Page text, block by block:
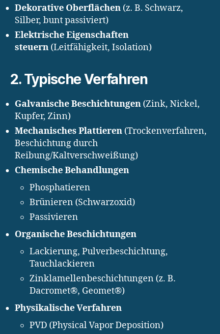
Dekorative Oberflächen (z. B. Schwarz,
Silber, bunt passiviert)
Elektrische Eigenschaften
steuern (Leitfähigkeit, Isolation)
2. Typische Verfahren
Galvanische Beschichtungen (Zink, Nickel,
Kupfer, Zinn)
Mechanisches Plattieren (Trockenverfahren,
Beschichtung durch
Reibung/Kaltverschweißung)
Chemische Behandlungen
Phosphatieren
Brünieren (Schwarzoxid)
Passivieren
Organische Beschichtungen
Lackierung, Pulverbeschichtung,
Tauchlackieren
Zinklamellenbeschichtungen (z. B.
Dacromet®, Geomet®)
Physikalische Verfahren
PVD (Physical Vapor Deposition)